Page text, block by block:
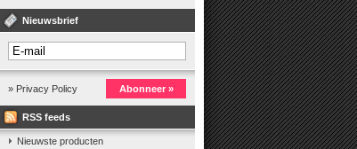
Nieuwsbrief
» Privacy Policy Abonneer »
RSS feeds
Nieuwste producten